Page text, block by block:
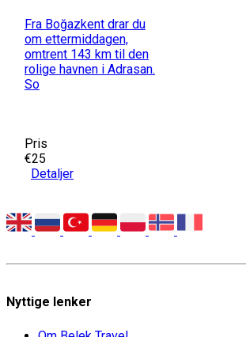
Fra Boğazkent drar du
om ettermiddagen,
omtrent 143 km til den
rolige havnen i Adrasan.
So
Pris
€25
Detaljer
Nyttige lenker